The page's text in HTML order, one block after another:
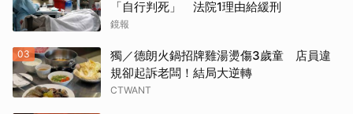
「自行判死」 法院1理由給緩刑
鏡報
03
獨／德朗火鍋招牌雞湯燙傷3歲童 店員違
規卻起訴老闆！結局大逆轉
CTWANT